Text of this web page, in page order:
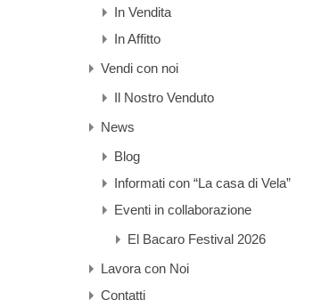
In Vendita
In Affitto
Vendi con noi
Il Nostro Venduto
News
Blog
Informati con “La casa di Vela”
Eventi in collaborazione
El Bacaro Festival 2026
Lavora con Noi
Contatti